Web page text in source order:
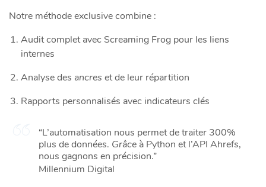
Notre méthode exclusive combine :
Audit complet avec Screaming Frog pour les liens
internes
Analyse des ancres et de leur répartition
Rapports personnalisés avec indicateurs clés
“L’automatisation nous permet de traiter 300%
plus de données. Grâce à Python et l’API Ahrefs,
nous gagnons en précision.”
Millennium Digital